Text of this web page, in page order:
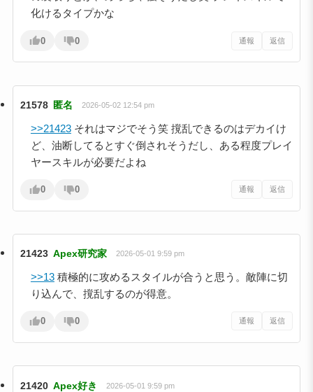
化けるタイプかな
0 0 通報 返信
21578 匿名 2026-05-02 12:54 pm
>>21423それはマジでそう笑 撹乱できるのはデカイけ
ど、油断してるとすぐ倒されそうだし、ある程度プレイ
ヤースキルが必要だよね
0 0 通報 返信
21423 Apex研究家 2026-05-01 9:59 pm
>>13積極的に攻めるスタイルが合うと思う。敵陣に切
り込んで、撹乱するのが得意。
0 0 通報 返信
21420 Apex好き 2026-05-01 9:59 pm